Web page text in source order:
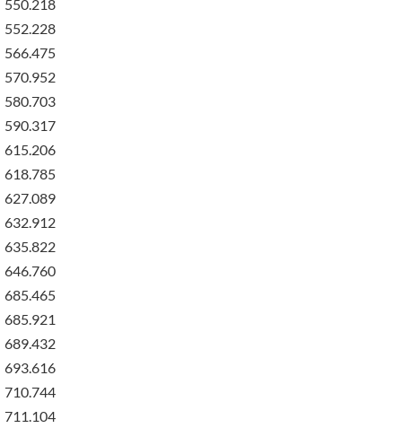
550.218
552.228
566.475
570.952
580.703
590.317
615.206
618.785
627.089
632.912
635.822
646.760
685.465
685.921
689.432
693.616
710.744
711.104